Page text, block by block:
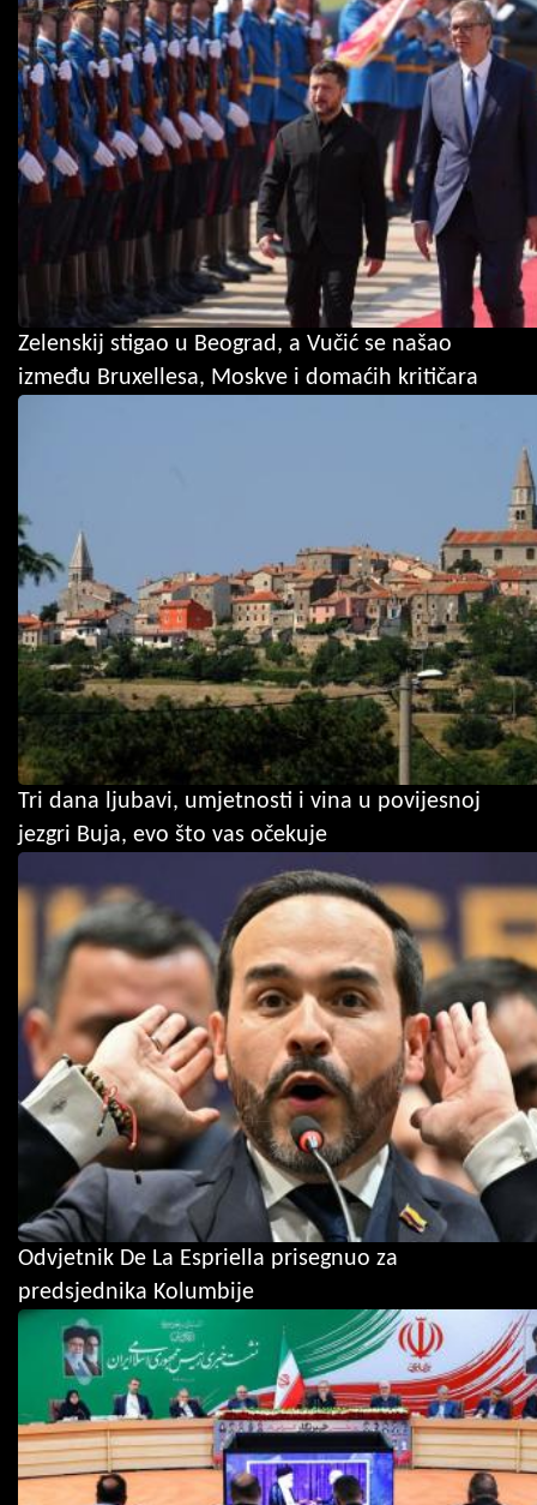
Zelenskij stigao u Beograd, a Vučić se našao
između Bruxellesa, Moskve i domaćih kritičara
Tri dana ljubavi, umjetnosti i vina u povijesnoj
jezgri Buja, evo što vas očekuje
Odvjetnik De La Espriella prisegnuo za
predsjednika Kolumbije